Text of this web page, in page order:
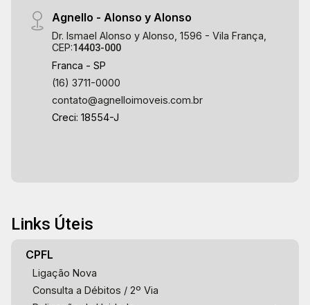
Agnello - Alonso y Alonso
Dr. Ismael Alonso y Alonso, 1596 - Vila França,
CEP:14403-000
Franca - SP
(16) 3711-0000
contato@agnelloimoveis.com.br
Creci: 18554-J
Links Úteis
CPFL
Ligação Nova
Consulta a Débitos / 2º Via